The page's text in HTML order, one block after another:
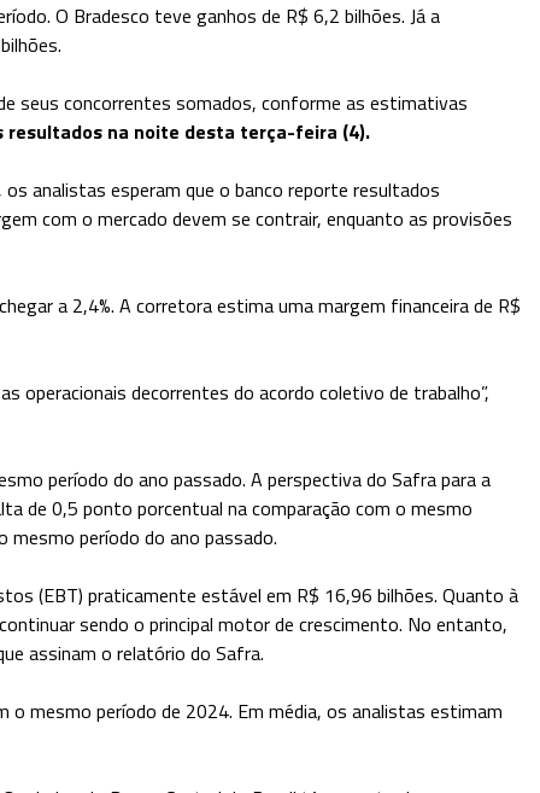
O Bradesco teve ganhos de R$ 6,2 bilhões. Já a
seus concorrentes somados, conforme as estimativas
resultados na noite desta terça-feira (4).
analistas esperam que o banco reporte resultados
com o mercado devem se contrair, enquanto as provisões
a 2,4%. A corretora estima uma margem financeira de R$
operacionais decorrentes do acordo coletivo de trabalho”,
período do ano passado. A perspectiva do Safra para a
de 0,5 ponto porcentual na comparação com o mesmo
mesmo período do ano passado.
(EBT) praticamente estável em R$ 16,96 bilhões. Quanto à
sendo o principal motor de crescimento. No entanto,
assinam o relatório do Safra.
o mesmo período de 2024. Em média, os analistas estimam